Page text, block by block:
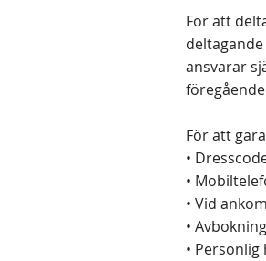
För att
ansvarar
För att
•
•
• Vid
•
•